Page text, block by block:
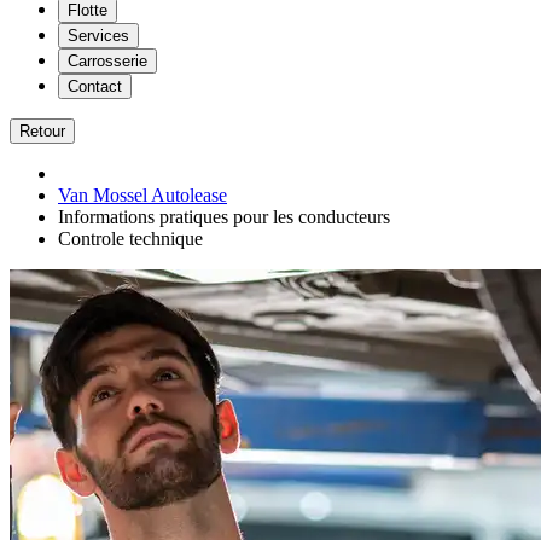
Flotte
Services
Carrosserie
Contact
Retour
Van Mossel Autolease
Informations pratiques pour les conducteurs
Controle technique